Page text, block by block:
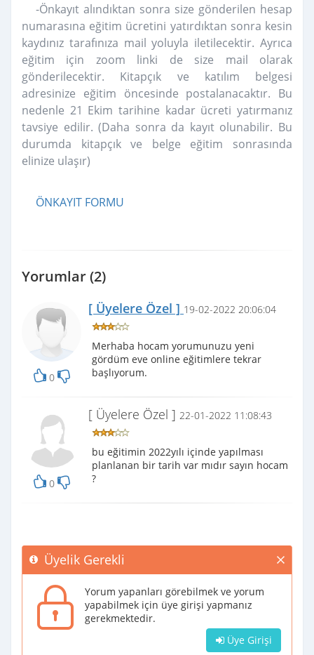
-Önkayıt alındıktan sonra size gönderilen hesap
numarasına eğitim ücretini yatırdıktan sonra kesin
kaydınız tarafınıza mail yoluyla iletilecektir. Ayrıca
eğitim için zoom linki de size mail olarak
gönderilecektir. Kitapçık ve katılım belgesi
adresinize eğitim öncesinde postalanacaktır. Bu
nedenle 21 Ekim tarihine kadar ücreti yatırmanız
tavsiye edilir. (Daha sonra da kayıt olunabilir. Bu
durumda kitapçık ve belge eğitim sonrasında
elinize ulaşır)
ÖNKAYIT FORMU
Yorumlar (2)
0
[ Üyelere Özel ] 19-02-2022 20:06:04
Merhaba hocam yorumunuzu yeni
gördüm eve online eğitimlere tekrar
başlıyorum.
0
[ Üyelere Özel ] 22-01-2022 11:08:43
bu eğitimin 2022yılı içinde yapılması
planlanan bir tarih var mıdır sayın hocam
?
Üyelik Gerekli
Yorum yapanları görebilmek ve yorum
yapabilmek için üye girişi yapmanız
gerekmektedir.
Üye Girişi